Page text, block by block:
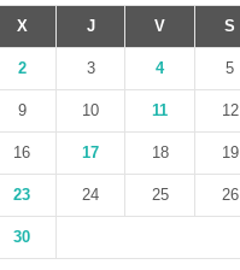
X J V S
2 3 4 5
9 10 11 12
16 17 18 19
23 24 25 26
30